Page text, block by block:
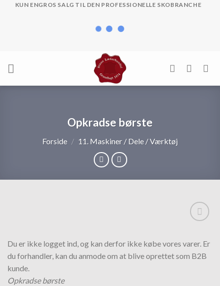
KUN ENGROS SALG TIL DEN PROFESSIONELLE SKOBRANCHE
Opkradse børste
Forside / 11. Maskiner / Dele / Værktøj
hurtigliste
Du er ikke logget ind, og kan derfor ikke købe vores varer. Er
du forhandler, kan du anmode om at blive oprettet som B2B
kunde.
Opkradse børste